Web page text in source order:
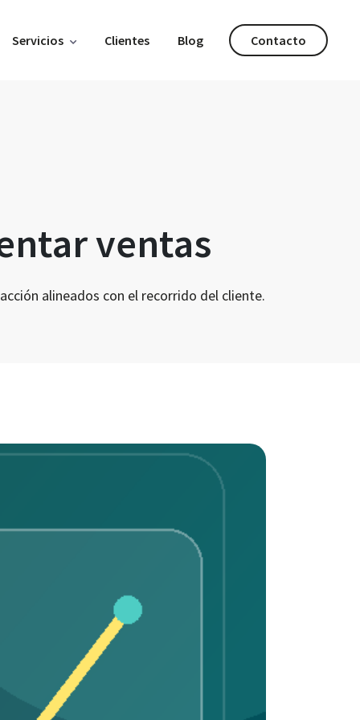
Servicios Clientes Blog Contacto
ventas
alineados con el recorrido del cliente.